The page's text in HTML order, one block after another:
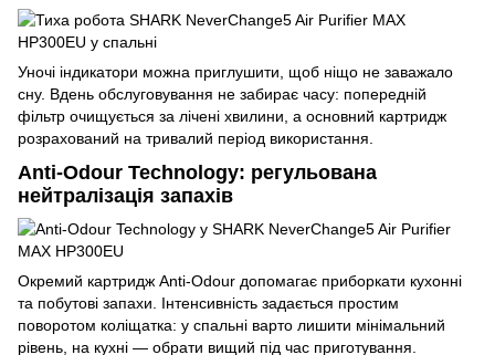
Уночі індикатори можна приглушити, щоб ніщо не заважало
сну. Вдень обслуговування не забирає часу: попередній
фільтр очищується за лічені хвилини, а основний картридж
розрахований на тривалий період використання.
Anti-Odour Technology: регульована
нейтралізація запахів
Окремий картридж Anti-Odour допомагає приборкати кухонні
та побутові запахи. Інтенсивність задається простим
поворотом коліщатка: у спальні варто лишити мінімальний
рівень, на кухні — обрати вищий під час приготування.